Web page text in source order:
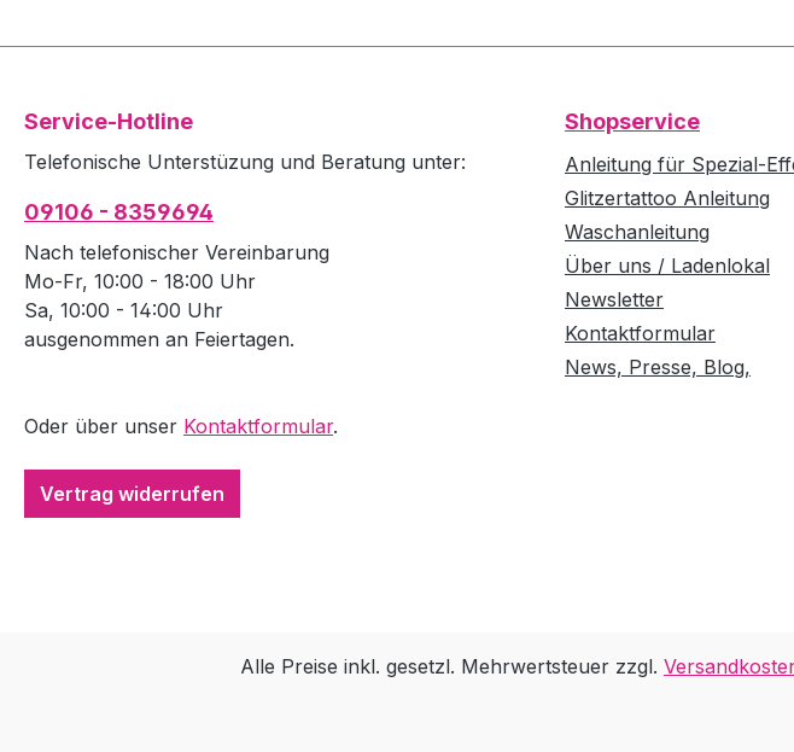
Service-Hotline
Telefonische Unterstüzung und Beratung unter:
09106 - 8359694
Nach telefonischer Vereinbarung
Mo-Fr, 10:00 - 18:00 Uhr
Sa, 10:00 - 14:00 Uhr
ausgenommen an Feiertagen.
Oder über unser Kontaktformular.
Vertrag widerrufen
Shopservice
Anleitung für Spezial-
Glitzertattoo Anleitung
Waschanleitung
Über uns / Ladenlokal
Newsletter
Kontaktformular
News, Presse, Blog,
Alle Preise inkl. gesetzl. Mehrwertsteuer zzgl.